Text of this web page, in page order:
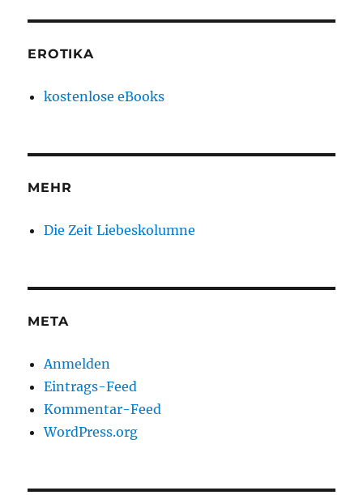
EROTIKA
kostenlose eBooks
MEHR
Die Zeit Liebeskolumne
META
Anmelden
Eintrags-Feed
Kommentar-Feed
WordPress.org